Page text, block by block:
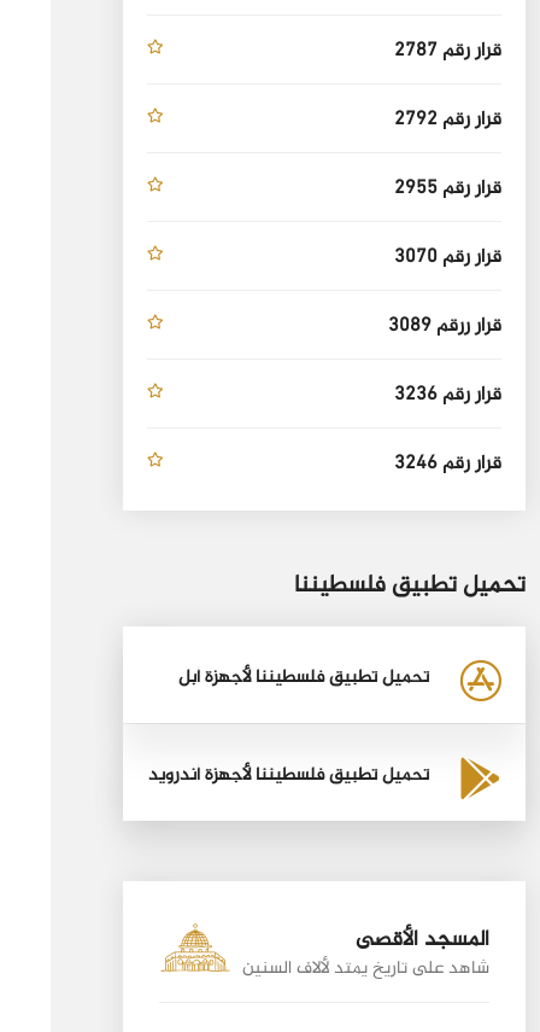
قرار رقم 2787
قرار رقم 2792
قرار رقم 2955
قرار رقم 3070
قرار ررقم 3089
قرار رقم 3236
قرار رقم 3246
تحميل تطبيق فلسطيننا
تحميل تطبيق فلسطيننا لأجهزة أبل
تحميل تطبيق فلسطيننا لأجهزة أندرويد
المسجد الأقصى
شاهد على تاريخ يمتد لألاف السنين